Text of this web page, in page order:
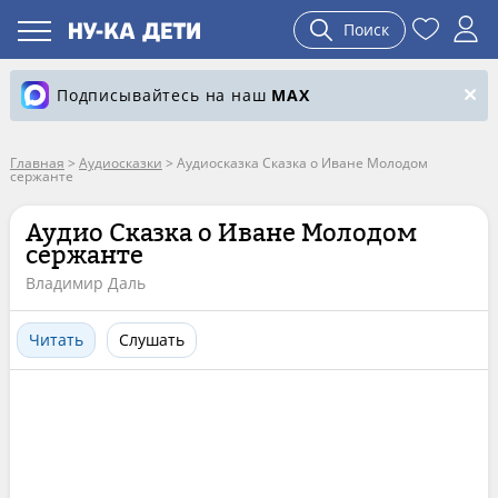
Поиск
Подписывайтесь на наш MAX
Главная > Аудиосказки > Аудиосказка Сказка о Иване Молодом
сержанте
Аудио Сказка о Иване Молодом
сержанте
Владимир Даль
Читать Слушать